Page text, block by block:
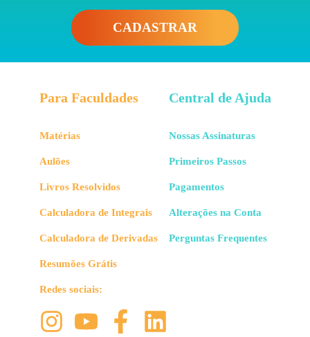
CADASTRAR
Para Faculdades
Matérias
Aulões
Livros Resolvidos
Calculadora de Integrais
Calculadora de Derivadas
Resumões Grátis
Redes sociais:
Central de Ajuda
Nossas Assinaturas
Primeiros Passos
Pagamentos
Alterações na Conta
Perguntas Frequentes